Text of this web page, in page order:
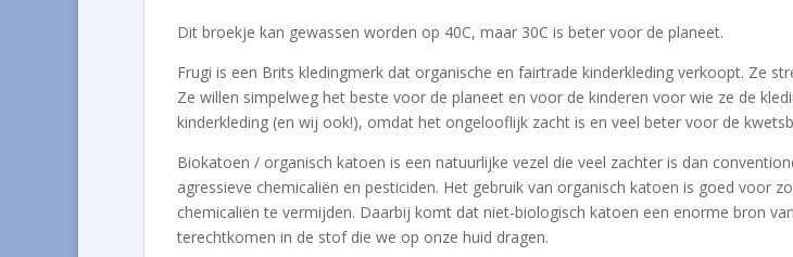
Dit broekje kan gewassen worden op 40C, maar 30C is beter voor de planeet.
Frugi is een Brits kledingmerk dat organische en fairtrade kinderkleding verkoopt. Ze
Ze willen simpelweg het beste voor de planeet en voor de kinderen voor wie ze de
kinderkleding (en wij ook!), omdat het ongelooflijk zacht is en veel beter voor de
Biokatoen / organisch katoen is een natuurlijke vezel die veel zachter is dan
agressieve chemicaliën en pesticiden. Het gebruik van organisch katoen is goed voor
chemicaliën te vermijden. Daarbij komt dat niet-biologisch katoen een enorme bron
terechtkomen in de stof die we op onze huid dragen.